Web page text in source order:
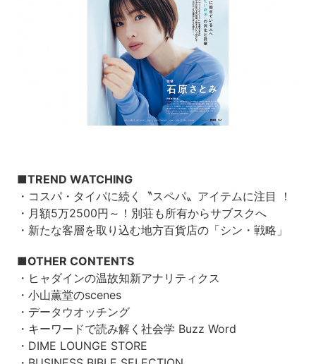
■TREND WATCHING
・コスパ・タイパに続く〝スペパ〟アイテムに注目 ！
・月額5万2500円～！別荘も所有からサブスクへ
・新たな客層を取り込む地方百貨店の「シン・戦略」
■OTHER CONTENTS
・ヒャダインの温故知新アナリティクス
・小山薫堂のscenes
・データウオッチング
・キーワードで読み解く社会学 Buzz Word
・DIME LOUNGE STORE